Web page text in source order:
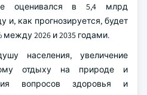
оценивался в 5,4 млрд
и, как прогнозируется, будет
между 2026 и 2035 годами.
населения, увеличение
отдыху на природе и
вопросов здоровья и